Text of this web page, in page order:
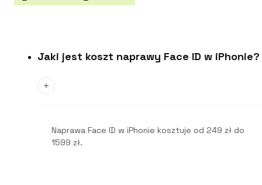
Jaki jest koszt naprawy Face ID w iPhonie?
Naprawa Face ID w iPhonie kosztuje od 249 zł do
1599 zł.